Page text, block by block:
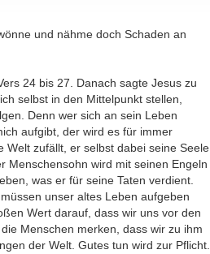
und nähme doch Schaden an
24 bis 27. Danach sagte Jesus zu
selbst in den Mittelpunkt stellen,
Denn wer sich an sein Leben
aufgibt, der wird es für immer
Welt zufällt, er selbst dabei seine Seele
Menschensohn wird mit seinen Engeln
was er für seine Taten verdient.
unser altes Leben aufgeben
Wert darauf, dass wir uns vor den
Menschen merken, dass wir zu ihm
der Welt. Gutes tun wird zur Pflicht.